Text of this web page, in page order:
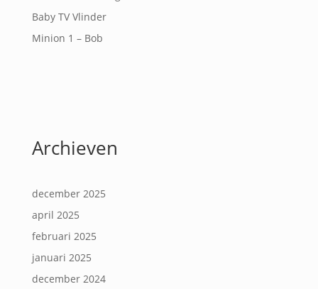
Baby TV Vlinder
Minion 1 – Bob
Archieven
december 2025
april 2025
februari 2025
januari 2025
december 2024